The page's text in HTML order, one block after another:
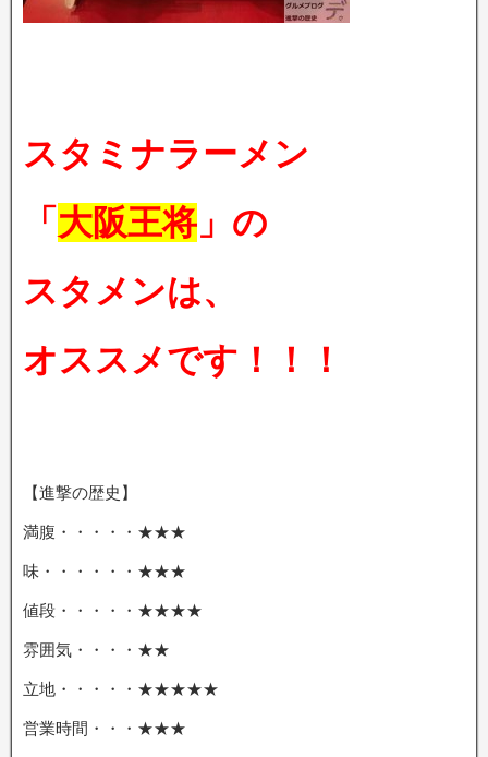
スタミナラーメン
「 大阪王将 」の
スタメンは、
オススメです！！！
【進撃の歴史】
満腹・・・・・★★★
味・・・・・・★★★
値段・・・・・★★★★
雰囲気・・・・★★
立地・・・・・★★★★★
営業時間・・・★★★